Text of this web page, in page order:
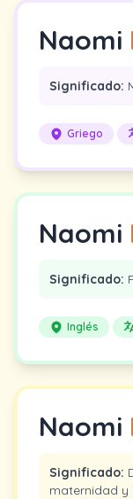
Naomi
Significado:
Griego
Naomi
Significado:
Inglés
Naomi
Significado:
maternidad y